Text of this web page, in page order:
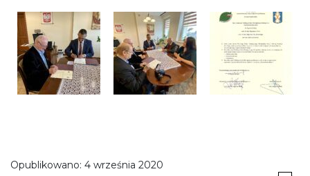
Opublikowano: 4 września 2020